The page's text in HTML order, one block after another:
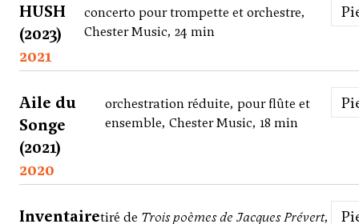
HUSH
(2023)
concerto pour trompette et orchestre,
Chester Music, 24 min
2021
Aile du
Songe
(2021)
orchestration réduite, pour flûte et
ensemble, Chester Music, 18 min
2020
Inventairetiré de Trois poèmes de Jacques Prévert,